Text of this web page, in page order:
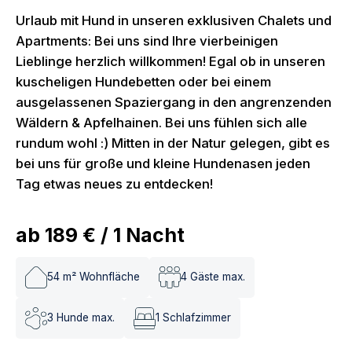
Urlaub mit Hund in unseren exklusiven Chalets und
Apartments: Bei uns sind Ihre vierbeinigen
Lieblinge herzlich willkommen! Egal ob in unseren
kuscheligen Hundebetten oder bei einem
ausgelassenen Spaziergang in den angrenzenden
Wäldern & Apfelhainen. Bei uns fühlen sich alle
rundum wohl :) Mitten in der Natur gelegen, gibt es
bei uns für große und kleine Hundenasen jeden
Tag etwas neues zu entdecken!
ab 189 € / 1 Nacht
54 m² Wohnfläche 4 Gäste max.
3 Hunde max. 1 Schlafzimmer